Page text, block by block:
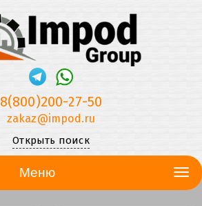
8(800)200-27-50
zakaz@impod.ru
Открыть поиск
Меню